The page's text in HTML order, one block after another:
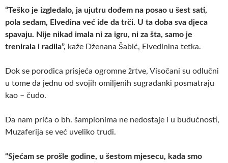
“Teško je izgledalo, ja ujutru dođem na posao u šest sati,
pola sedam, Elvedina već ide da trči. U ta doba sva djeca
spavaju. Nije nikad imala ni za igru, ni za šta, samo je
trenirala i radila”, kaže Dženana Šabić, Elvedinina tetka.
Dok se porodica prisjeća ogromne žrtve, Visočani su odlučni
u tome da jednu od svojih omiljenih sugrađanki posmatraju
kao – čudo.
Da nam priča o bh. šampionima ne nedostaje i u budućnosti,
Muzaferija se već uveliko trudi.
“Sjećam se prošle godine, u šestom mjesecu, kada smo